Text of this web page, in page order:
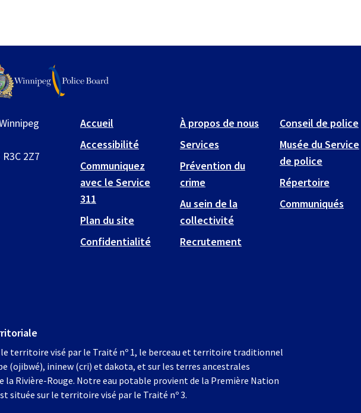
2Z7
Accueil
Accessibilité
Communiquez
avec le Service
311
Plan du site
Confidentialité
À propos de nous
Services
Prévention du
crime
Au sein de la
collectivité
Recrutement
Conseil de police
Musée du Service
de police
Répertoire
Communiqués
territoire visé par le Traité nº 1, le berceau et territoire traditionnel
(ojibwé), ininew (cri) et dakota, et sur les terres ancestrales
la Rivière-Rouge. Notre eau potable provient de la Première Nation
située sur le territoire visé par le Traité nº 3.